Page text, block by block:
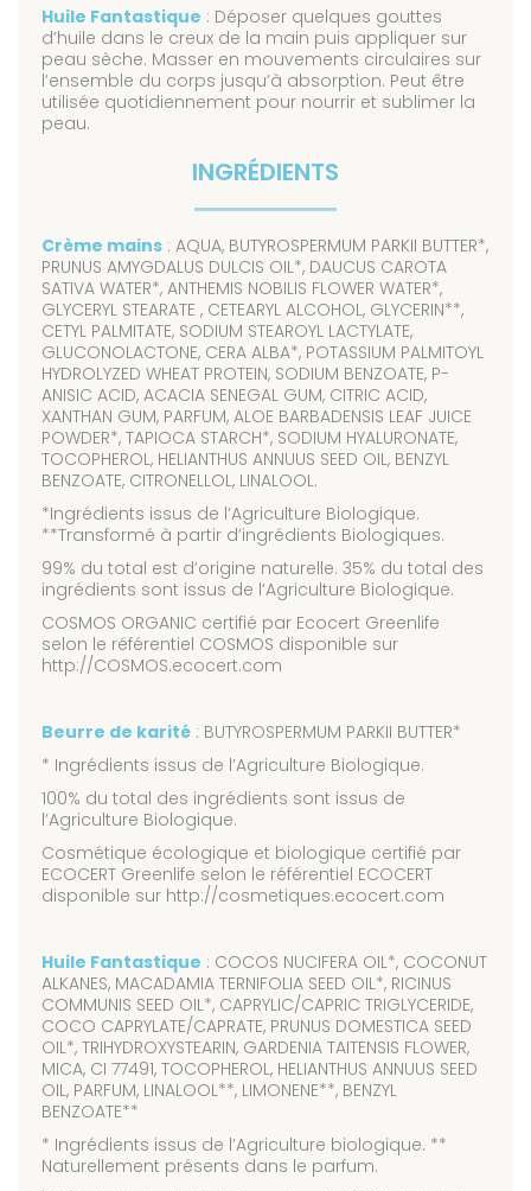
Huile Fantastique : Déposer quelques gouttes
d’huile dans le creux de la main puis appliquer sur
peau sèche. Masser en mouvements circulaires sur
l’ensemble du corps jusqu’à absorption. Peut être
utilisée quotidiennement pour nourrir et sublimer la
peau.
INGRÉDIENTS
Crème mains : AQUA, BUTYROSPERMUM PARKII BUTTER*,
PRUNUS AMYGDALUS DULCIS OIL*, DAUCUS CAROTA
SATIVA WATER*, ANTHEMIS NOBILIS FLOWER WATER*,
GLYCERYL STEARATE , CETEARYL ALCOHOL, GLYCERIN**,
CETYL PALMITATE, SODIUM STEAROYL LACTYLATE,
GLUCONOLACTONE, CERA ALBA*, POTASSIUM PALMITOYL
HYDROLYZED WHEAT PROTEIN, SODIUM BENZOATE, P-
ANISIC ACID, ACACIA SENEGAL GUM, CITRIC ACID,
XANTHAN GUM, PARFUM, ALOE BARBADENSIS LEAF JUICE
POWDER*, TAPIOCA STARCH*, SODIUM HYALURONATE,
TOCOPHEROL, HELIANTHUS ANNUUS SEED OIL, BENZYL
BENZOATE, CITRONELLOL, LINALOOL.
*Ingrédients issus de l’Agriculture Biologique.
**Transformé à partir d’ingrédients Biologiques.
99% du total est d’origine naturelle. 35% du total des
ingrédients sont issus de l’Agriculture Biologique.
COSMOS ORGANIC certifié par Ecocert Greenlife
selon le référentiel COSMOS disponible sur
http://COSMOS.ecocert.com
Beurre de karité : BUTYROSPERMUM PARKII BUTTER*
* Ingrédients issus de l’Agriculture Biologique.
100% du total des ingrédients sont issus de
l’Agriculture Biologique.
Cosmétique écologique et biologique certifié par
ECOCERT Greenlife selon le référentiel ECOCERT
disponible sur http://cosmetiques.ecocert.com
Huile Fantastique : COCOS NUCIFERA OIL*, COCONUT
ALKANES, MACADAMIA TERNIFOLIA SEED OIL*, RICINUS
COMMUNIS SEED OIL*, CAPRYLIC/CAPRIC TRIGLYCERIDE,
COCO CAPRYLATE/CAPRATE, PRUNUS DOMESTICA SEED
OIL*, TRIHYDROXYSTEARIN, GARDENIA TAITENSIS FLOWER,
MICA, CI 77491, TOCOPHEROL, HELIANTHUS ANNUUS SEED
OIL, PARFUM, LINALOOL**, LIMONENE**, BENZYL
BENZOATE**
* Ingrédients issus de l’Agriculture biologique. **
Naturellement présents dans le parfum.